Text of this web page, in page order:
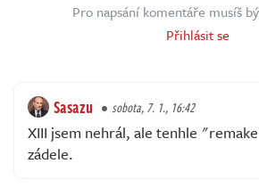
Pro napsání komentáře musíš
Přihlásit se
Sasazu sobota, 7. 1., 16:42
XIII jsem nehrál, ale tenhle
zádele.